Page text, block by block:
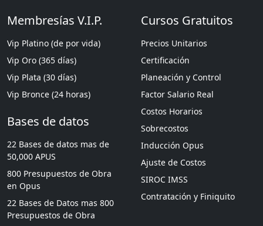
Membresías V.I.P.
Vip Platino (de por vida)
Vip Oro (365 días)
Vip Plata (30 días)
Vip Bronce (24 horas)
Bases de datos
22 Bases de datos mas de
50,000 APUS
800 Presupuestos de Obra
en Opus
22 Bases de Datos mas 800
Presupuestos de Obra
Cursos Gratuitos
Precios Unitarios
Certificación
Planeación y Control
Factor Salario Real
Costos Horarios
Sobrecostos
Inducción Opus
Ajuste de Costos
SIROC IMSS
Contratación y Finiquito